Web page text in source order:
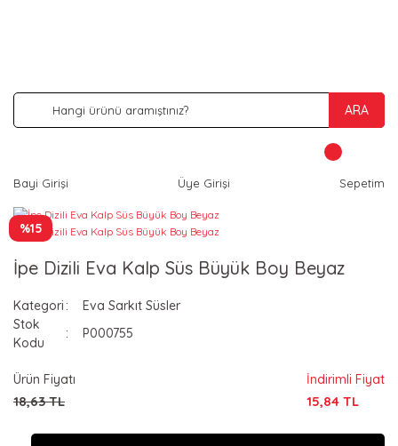
ARA
Bayi Girişi Üye Girişi Sepetim
%15
İpe Dizili Eva Kalp Süs Büyük Boy Beyaz
Kategori
Eva Sarkıt Süsler
Stok
Kodu
P000755
Ürün Fiyatı
18,63 TL
İndirimli Fiyat
15,84 TL